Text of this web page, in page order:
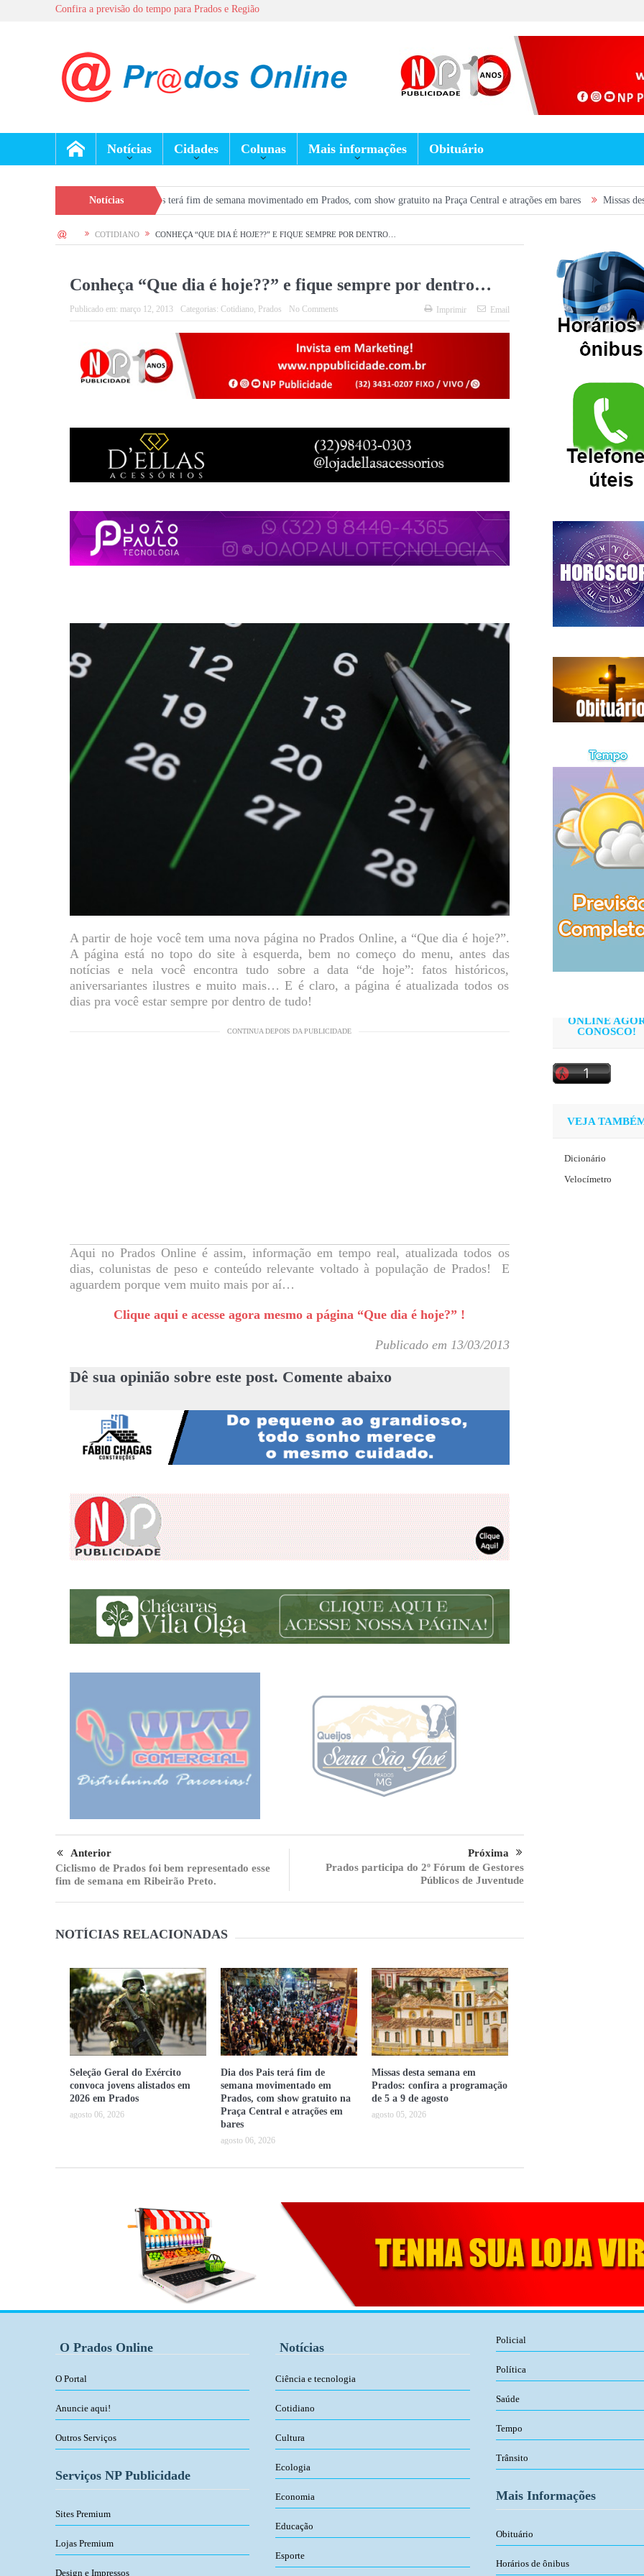
Confira a previsão do tempo para Prados e Região
Notícias Cidades Colunas Mais informações Obituário
Notícias
Dia dos Pais terá fim de semana movimentado em Prados, com show gratuito na Praça Central e atrações em bares Missas desta semana em
HOME COTIDIANO CONHEÇA “QUE DIA É HOJE??” E FIQUE SEMPRE POR DENTRO…
Conheça “Que dia é hoje??” e fique sempre por dentro…
Publicado em: março 12, 2013 Categorias: Cotidiano, Prados No Comments Imprimir Email
A partir de hoje você tem uma nova página no Prados Online, a “Que dia é hoje?”.
A página está no topo do site à esquerda, bem no começo do menu, antes das
notícias e nela você encontra tudo sobre a data “de hoje”: fatos históricos,
aniversariantes ilustres e muito mais… E é claro, a página é atualizada todos os
dias pra você estar sempre por dentro de tudo!
CONTINUA DEPOIS DA PUBLICIDADE
Aqui no Prados Online é assim, informação em tempo real, atualizada todos os
dias, colunistas de peso e conteúdo relevante voltado à população de Prados! E
aguardem porque vem muito mais por aí…
Clique aqui e acesse agora mesmo a página “Que dia é hoje?” !
Publicado em 13/03/2013
Dê sua opinião sobre este post. Comente abaixo
Anterior
Ciclismo de Prados foi bem representado esse
fim de semana em Ribeirão Preto.
Próxima
Prados participa do 2º Fórum de Gestores
Públicos de Juventude
NOTÍCIAS RELACIONADAS
Seleção Geral do Exército
convoca jovens alistados em
2026 em Prados
agosto 06, 2026
Dia dos Pais terá fim de
semana movimentado em
Prados, com show gratuito na
Praça Central e atrações em
bares
agosto 06, 2026
Missas desta semana em
Prados: confira a programação
de 5 a 9 de agosto
agosto 05, 2026
ONLINE
CONOSCO!
VEJA
Dicionário
Velocímetro
O Prados Online
O Portal
Anuncie aqui!
Outros Serviços
Serviços NP Publicidade
Sites Premium
Lojas Premium
Design e Impressos
Notícias
Ciência e tecnologia
Cotidiano
Cultura
Ecologia
Economia
Educação
Esporte
Policial
Política
Saúde
Tempo
Trânsito
Mais Informações
Obituário
Horários de ônibus